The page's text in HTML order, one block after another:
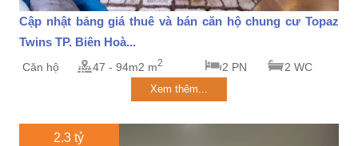
Cập nhật bảng giá thuê và bán căn hộ chung cư Topaz
Twins TP. Biên Hoà...
Căn hộ 47 - 94m2 m2 2 PN 2 WC
Xem thêm...
2.3 tỷ